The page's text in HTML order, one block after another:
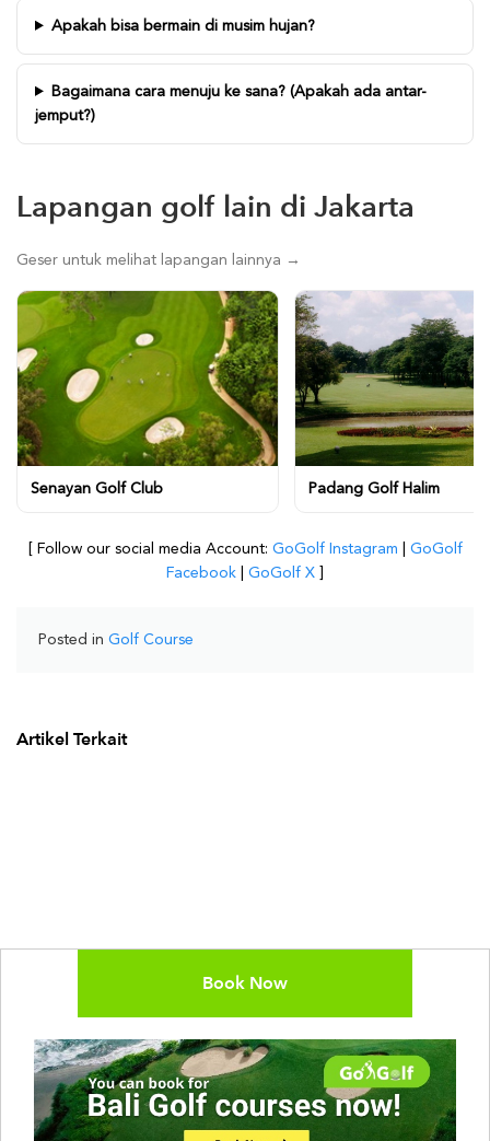
Apakah bisa bermain di musim hujan?
Bagaimana cara menuju ke sana? (Apakah ada antar-
jemput?)
Lapangan golf lain di Jakarta
Geser untuk melihat lapangan lainnya →
Senayan Golf Club Padang Golf Halim
[ Follow our social media Account: GoGolf Instagram
GoGolf
Facebook
GoGolf X
Posted in Golf Course
Artikel Terkait
Book Now